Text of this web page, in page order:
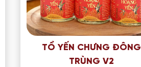
TỔ YẾN CHƯNG ĐÔNG
TRÙNG V2